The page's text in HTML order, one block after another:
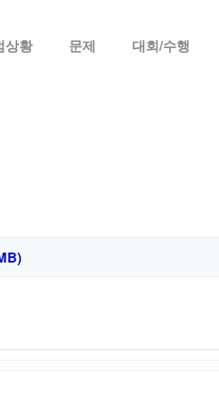
상황 문제 대회/수행